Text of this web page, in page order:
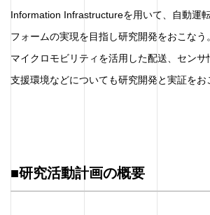
Information Infrastructureを用いて、自動運
フォームの実現を目指し研究開発をおこな
マイクロモビリティを活用した配送、セン
支援環境などについても研究開発と実証をお
■研究活動計画の概要